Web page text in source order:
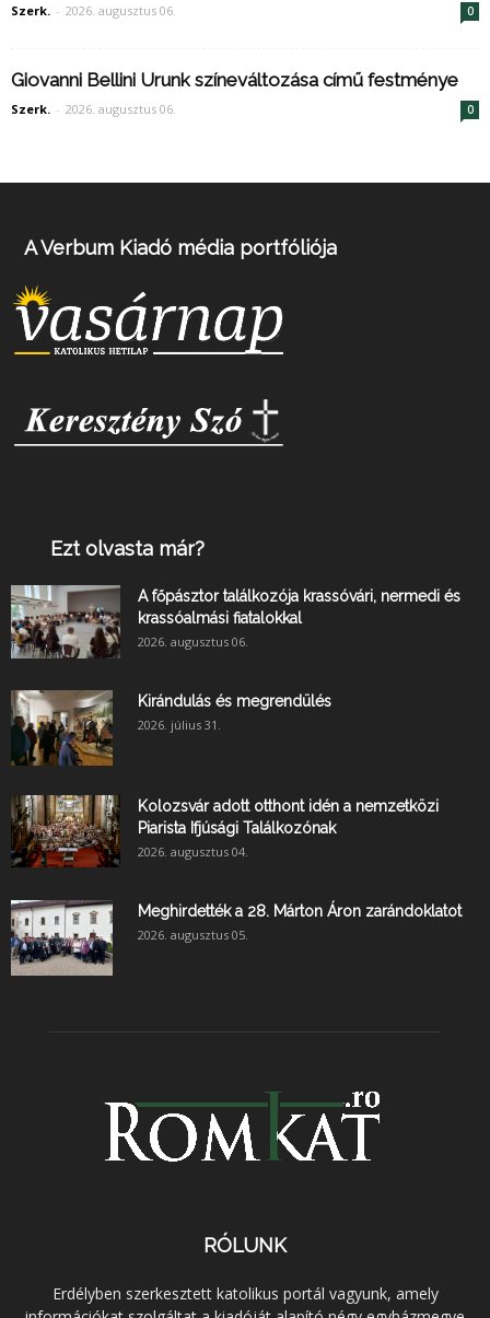
Szerk. - 2026. augusztus 06. 0
Giovanni Bellini Urunk színeváltozása című festménye
Szerk. - 2026. augusztus 06. 0
A Verbum Kiadó média portfóliója
Ezt olvasta már?
A főpásztor találkozója krassóvári, nermedi és
krassóalmási fiatalokkal
2026. augusztus 06.
Kirándulás és megrendülés
2026. július 31.
Kolozsvár adott otthont idén a nemzetközi
Piarista Ifjúsági Találkozónak
2026. augusztus 04.
Meghirdették a 28. Márton Áron zarándoklatot
2026. augusztus 05.
RÓLUNK
Erdélyben szerkesztett katolikus portál vagyunk, amely